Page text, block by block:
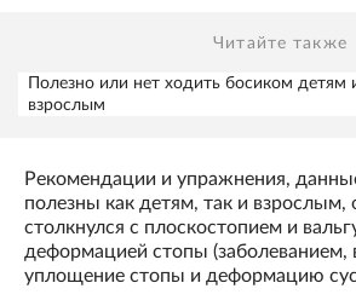
Читайте также
Полезно или нет ходить босиком детям
взрослым
Рекомендации и упражнения,
полезны как детям, так и взрослым,
столкнулся с плоскостопием и
деформацией стопы
уплощение стопы и деформацию